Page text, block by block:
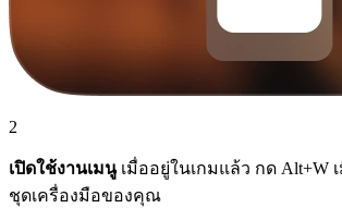
2
เปิดใช้งานเมนูเมื่ออยู่ในเกมแล้ว กด Alt+W
ชุดเครื่องมือของคุณ